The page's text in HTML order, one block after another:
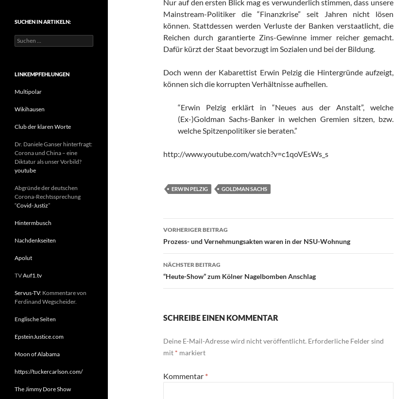
Nur auf den ersten Blick mag es verwunderlich stimmen, dass unsere
Mainstream-Politiker die “Finanzkrise” seit Jahren nicht lösen
können. Stattdessen werden Verluste der Banken verstaatlicht, die
Reichen durch garantierte Zins-Gewinne immer reicher gemacht.
Dafür kürzt der Staat bevorzugt im Sozialen und bei der Bildung.
Doch wenn der Kabarettist Erwin Pelzig die Hintergründe aufzeigt,
können sich die korrupten Verhältnisse aufhellen.
“Erwin Pelzig erklärt in “Neues aus der Anstalt”, welche
(Ex-)Goldman Sachs-Banker in welchen Gremien sitzen, bzw.
welche Spitzenpolitiker sie beraten.”
http://www.youtube.com/watch?v=c1qoVEsWs_s
ERWIN PELZIG GOLDMAN SACHS
Beitragsnavigation
VORHERIGER BEITRAG
Prozess- und Vernehmungsakten waren in der NSU-Wohnung
NÄCHSTER BEITRAG
“Heute-Show” zum Kölner Nagelbomben Anschlag
SCHREIBE EINEN KOMMENTAR
Deine E-Mail-Adresse wird nicht veröffentlicht. Erforderliche Felder sind
mit * markiert
Kommentar *
g
SUCHEN IN ARTIKELN:
S
u
e
n
c
:
LINKEMPFEHLUNGEN
Multipolar
Wikihausen
Club der klaren Worte
Dr. Daniele Ganser hinterfragt:
Corona und China – eine
Diktatur als unser Vorbild?
youtube
Abgründe der deutschen
Corona-Rechtssprechung
“Covid-Justiz”
Hintermbusch
Nachdenkseiten
Apolut
TVAuf1.tv
Servus-TV: Kommentare von
Ferdinand Wegscheider.
Englische Seiten
EpsteinJustice.com
Moon of Alabama
https://tuckercarlson.com/
The Jimmy Dore Show